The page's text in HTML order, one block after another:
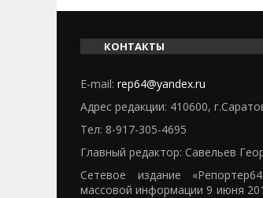
КОНТАКТЫ
E-mail: rep64@yandex.ru
Адрес редакции: 410600,
Тел: 8-917-305-4695
Главный редактор: Савельев
Сетевое издание
массовой информации 9 июня